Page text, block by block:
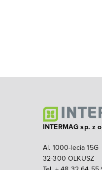
INTERMAG sp. z
Al. 1000-lecia 15G
32-300 OLKUSZ